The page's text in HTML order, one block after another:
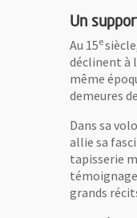
Un
Au 15e
déclinent à
même
demeures
Dans sa
allie sa
tapisserie
grands